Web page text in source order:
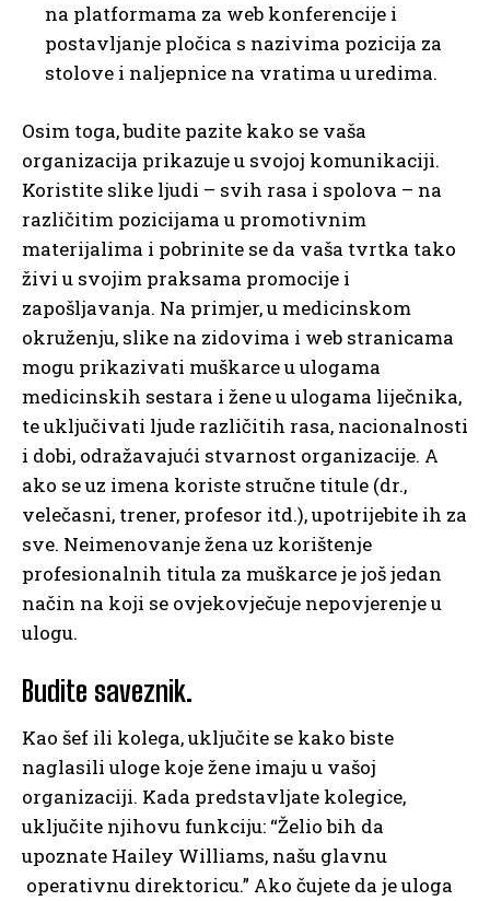
na platformama za web konferencije i
postavljanje pločica s nazivima pozicija za
stolove i naljepnice na vratima u uredima.
Osim toga, budite pazite kako se vaša
organizacija prikazuje u svojoj komunikaciji.
Koristite slike ljudi – svih rasa i spolova – na
različitim pozicijama u promotivnim
materijalima i pobrinite se da vaša tvrtka tako
živi u svojim praksama promocije i
zapošljavanja. Na primjer, u medicinskom
okruženju, slike na zidovima i web stranicama
mogu prikazivati ​​muškarce u ulogama
medicinskih sestara i žene u ulogama liječnika,
te uključivati ​​ljude različitih rasa, nacionalnosti
i dobi, odražavajući stvarnost organizacije. A
ako se uz imena koriste stručne titule (dr.,
velečasni, trener, profesor itd.), upotrijebite ih za
sve. Neimenovanje žena uz korištenje
profesionalnih titula za muškarce je još jedan
način na koji se ovjekovječuje nepovjerenje u
ulogu.
Budite saveznik.
Kao šef ili kolega, uključite se kako biste
naglasili uloge koje žene imaju u vašoj
organizaciji. Kada predstavljate kolegice,
uključite njihovu funkciju: “Želio bih da
upoznate Hailey Williams, našu glavnu
operativnu direktoricu.” Ako čujete da je uloga